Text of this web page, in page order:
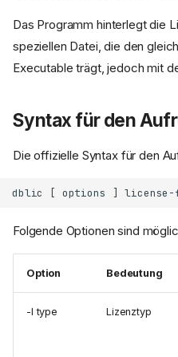
Das Programm hinterlegt die
speziellen Datei, die den
Executable trägt, jedoch mit
Syntax für den
Die offizielle Syntax für den
Folgende Optionen sind
Option Bedeutung
-l type Lizenztyp